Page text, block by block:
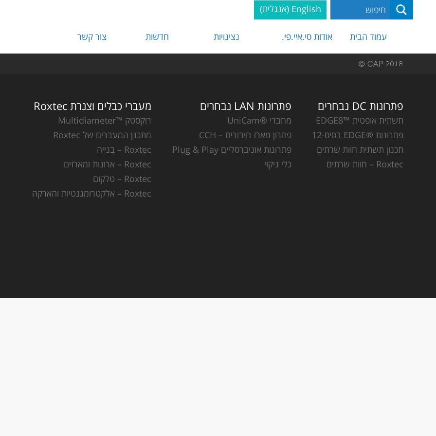
English
(אנגלית)
עמוד הבית אודות סי.איי.פי. נציגויות חדשות צור קשר
פתרונות DC נבחרים
תשתית אופטית ™EDGE8
פתרונות ®EDGE בסיס-12
תכנון תשתית חוות שרתים
Roxtec – חוות שרתים
פתרונות LAN נבחרים
מחברי ®UniCam
פתרון מארז חיבורים – CCH
פתרונות אוניברסליים Plug & Play
כלי ניקוי
מעברי כבלים וצנרת Roxtec
רוקסטק ™Multidiameter
מתכנן המעברים של Roxtec
Roxtec – בנייה
Roxtec – ארונות ומארזים
Roxtec – טלקום
Roxtec – אלקטרומגנטיות והארקה